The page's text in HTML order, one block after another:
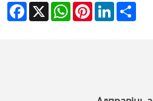
Facebook
X WhatsAppPinterestLinkedIn